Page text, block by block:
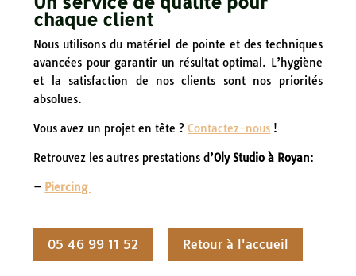
chaque client
Nous utilisons du matériel de pointe et des techniques
avancées pour garantir un résultat optimal. L’hygiène
et la satisfaction de nos clients sont nos priorités
absolues.
Vous avez un projet en tête ?Contactez-nous !
Retrouvez les autres prestations d’Oly Studio à Royan:
– Piercing
05 46 99 11 52 Retour à l'accueil